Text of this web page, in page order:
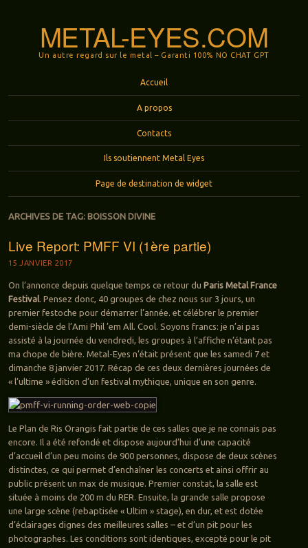
METAL-EYES.COM
Un autre regard sur le metal – Garanti 100% NO CHAT GPT
Accueil
A propos
Contacts
Ils soutiennent Metal Eyes
Page de destination de widget
ARCHIVES DE TAG: BOISSON DIVINE
Live Report: PMFF VI (1ère partie)
15 JANVIER 2017
On l’annonce depuis quelque temps ce retour du Paris Metal France
Festival. Pensez donc, 40 groupes de chez nous sur 3 jours, un
premier festoche pour démarrer l’année. et célébrer le premier
demi-siècle de l’Ami Phil ’em All. Cool. Soyons francs: je n’ai pas
assisté à la journée du vendredi, les groupes à l’affiche n’étant pas
ma chope de bière. Metal-Eyes n’était présent que les samedi 7 et
dimanche 8 janvier 2017. Récap de ces deux dernières journées de
« l’ultime » édition d’un festival mythique, unique en son genre.
Le Plan de Ris Orangis fait partie de ces salles que je ne connais pas
encore. Il a été refondé et dispose aujourd’hui d’une capacité
d’accueil d’un peu moins de 900 personnes, dispose de deux scènes
distinctes, ce qui permet d’enchaîner les concerts et ainsi offrir au
public présent un max de musique. Premier constat, la salle est
située à moins de 200 m du RER. Ensuite, la grande salle propose
une large scène (rebaptisée « Ultim » stage), en dur, et est dotée
d’éclairages dignes des meilleures salles – et d’un pit pour les
photographes. Les conditions sont identiques, excepté pour le pit